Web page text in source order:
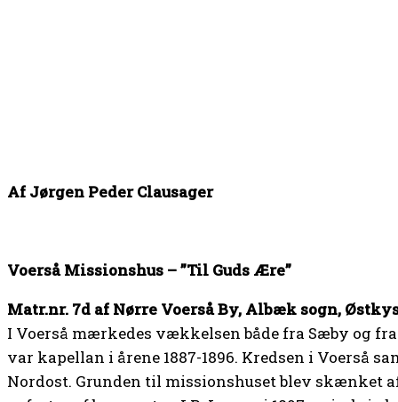
Af Jørgen Peder Clausager
Voerså Missionshus – ”Til Guds Ære”
Matr.nr. 7d af Nørre Voerså By, Albæk sogn,
I Voerså mærkedes vækkelsen både fra Sæby og fra
var kapellan i årene 1887-1896. Kredsen i Voerså
Nordost. Grunden til missionshuset blev skænket